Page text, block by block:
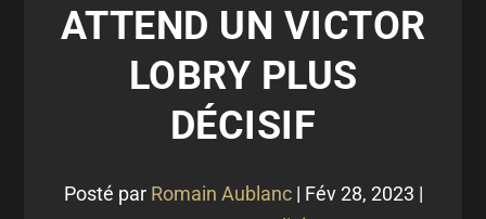
ATTEND UN VICTOR
LOBRY PLUS
DÉCISIF
Posté par Romain Aublanc| Fév 28, 2023 |